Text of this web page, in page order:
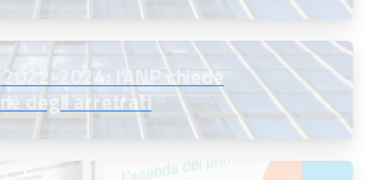
2022-2024: l’ANP chiede
degli arretrati